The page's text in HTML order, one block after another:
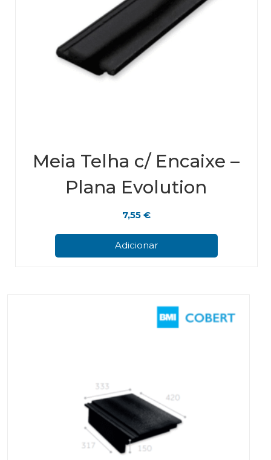
Meia Telha c/ Encaixe –
Plana Evolution
7,55 €
Adicionar